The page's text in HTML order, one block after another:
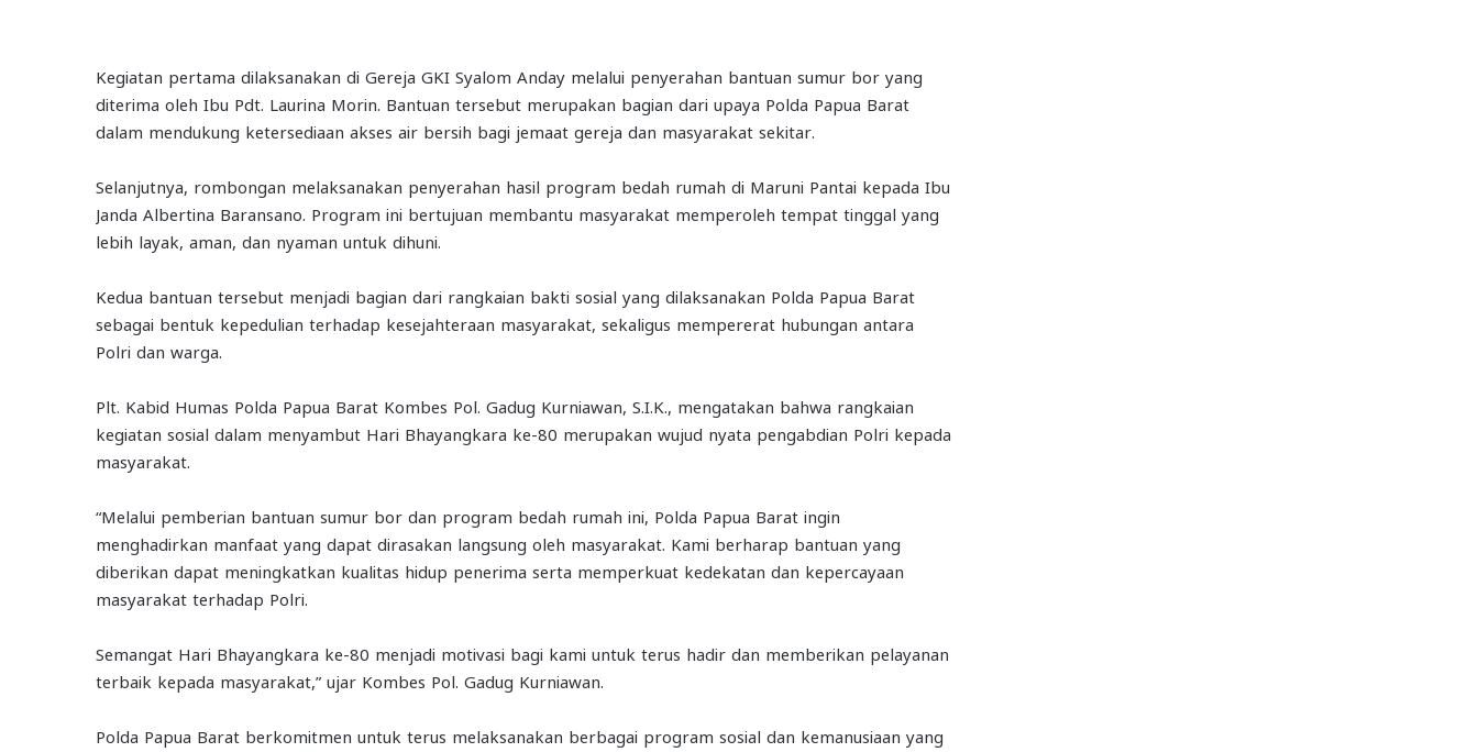
Kegiatan pertama dilaksanakan di Gereja GKI Syalom Anday melalui penyerahan bantuan sumur bor yang
diterima oleh Ibu Pdt. Laurina Morin. Bantuan tersebut merupakan bagian dari upaya Polda Papua Barat
dalam mendukung ketersediaan akses air bersih bagi jemaat gereja dan masyarakat sekitar.
Selanjutnya, rombongan melaksanakan penyerahan hasil program bedah rumah di Maruni Pantai kepada Ibu
Janda Albertina Baransano. Program ini bertujuan membantu masyarakat memperoleh tempat tinggal yang
lebih layak, aman, dan nyaman untuk dihuni.
Kedua bantuan tersebut menjadi bagian dari rangkaian bakti sosial yang dilaksanakan Polda Papua Barat
sebagai bentuk kepedulian terhadap kesejahteraan masyarakat, sekaligus mempererat hubungan antara
Polri dan warga.
Plt. Kabid Humas Polda Papua Barat Kombes Pol. Gadug Kurniawan, S.I.K., mengatakan bahwa rangkaian
kegiatan sosial dalam menyambut Hari Bhayangkara ke-80 merupakan wujud nyata pengabdian Polri kepada
masyarakat.
“Melalui pemberian bantuan sumur bor dan program bedah rumah ini, Polda Papua Barat ingin
menghadirkan manfaat yang dapat dirasakan langsung oleh masyarakat. Kami berharap bantuan yang
diberikan dapat meningkatkan kualitas hidup penerima serta memperkuat kedekatan dan kepercayaan
masyarakat terhadap Polri.
Semangat Hari Bhayangkara ke-80 menjadi motivasi bagi kami untuk terus hadir dan memberikan pelayanan
terbaik kepada masyarakat,” ujar Kombes Pol. Gadug Kurniawan.
Polda Papua Barat berkomitmen untuk terus melaksanakan berbagai program sosial dan kemanusiaan yang